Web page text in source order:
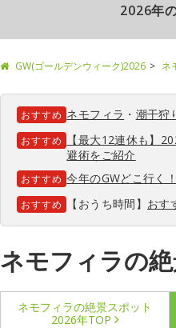
2026年
GW(ゴールデンウィーク)2026 ネ
おすすめ ネモフィラ ・ 潮干狩
おすすめ
【最大12連休も】
避術をご紹介
おすすめ 今年のGWどこ行く
おすすめ 【おうち時間】 おす
ネモフィラの
ネモフィラの絶景スポット
2026年TOP